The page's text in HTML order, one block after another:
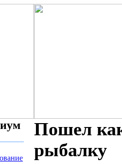
Пошел
рыбалку